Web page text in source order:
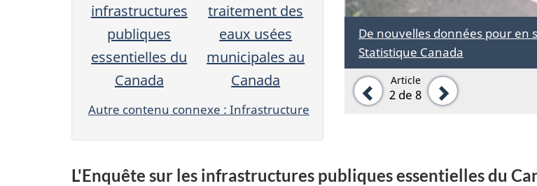
infrastructures
publiques
essentielles du
Canada
traitement des
eaux usées
municipales au
Canada
Autre contenu connexe : Infrastructure
Précédent
Article
2 de 8 Suivant
De nouvelles données pour en
Statistique Canada
L'Enquête sur les infrastructures publiques essentielles du